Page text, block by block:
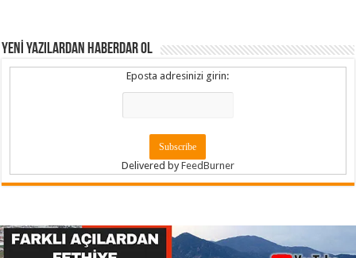
YENİ YAZILARDAN HABERDAR OL
Eposta adresinizi girin:
Delivered byFeedBurner